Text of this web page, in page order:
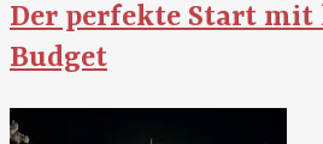
Der perfekte Start
Budget